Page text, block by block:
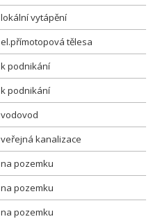
lokální vytápění
el.přímotopová tělesa
k podnikání
k podnikání
vodovod
veřejná kanalizace
na pozemku
na pozemku
na pozemku